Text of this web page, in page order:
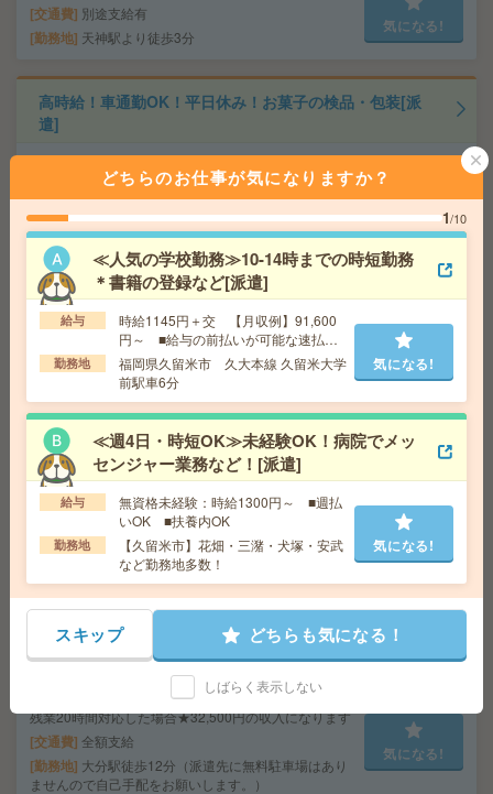
交通費 別途支給有
勤務地 天神駅より徒歩3分
気になる!
高時給！車通勤OK！平日休み！お菓子の検品・包装[派
遣]
交通費支給有り
勤務地 小城駅～車3分 ※車通勤・バイク通勤OK
気になる!
時給1400円＊＼週3～4日の在宅OK／人気のためエントリ
ーはお早めに＊事務[派遣]
時給1400円 月収例 210,000円
交通費 全額支給
薬院駅徒歩2分
気になる!
時給1400円＊【9月スタート】時短もOK！サポート事務
＠南区[派遣]
時給1400円 月収例 224,000円+残業代
交通費 全額支給
大橋駅徒歩7分
気になる!
【10月開始】高時給1300円！長期！事務センターでこつ
こつ入力[派遣]
時給1300円 月収例 208,000円+残業代 ★
残業20時間対応した場合★32,500円の収入になります
交通費 全額支給
勤務地 大分駅徒歩12分（派遣先に無料駐車場はあり
ませんので自己手配をお願いします。）
気になる!
どちらのお仕事が気になりますか？
1/10
≪人気の学校勤務≫10-14時までの時短勤務
＊書籍の登録など[派遣]
給与
時給1145円＋交 【月収例】91,600
円～ ■給与の前払いが可能な速払い
サービスあり
勤務地
福岡県久留米市 久大本線 久留米大学
前駅車6分
気になる!
≪週4日・時短OK≫未経験OK！病院でメッ
センジャー業務など！[派遣]
給与
無資格未経験：時給1300円～ ■週払
いOK ■扶養内OK
勤務地
【久留米市】花畑・三潴・犬塚・安武
など勤務地多数！
気になる!
スキップ どちらも気になる！
しばらく表示しない